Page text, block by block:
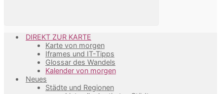
DIREKT ZUR KARTE
Karte von morgen
Iframes und IT-Tipps
Glossar des Wandels
Kalender von morgen
Neues
Städte und Regionen